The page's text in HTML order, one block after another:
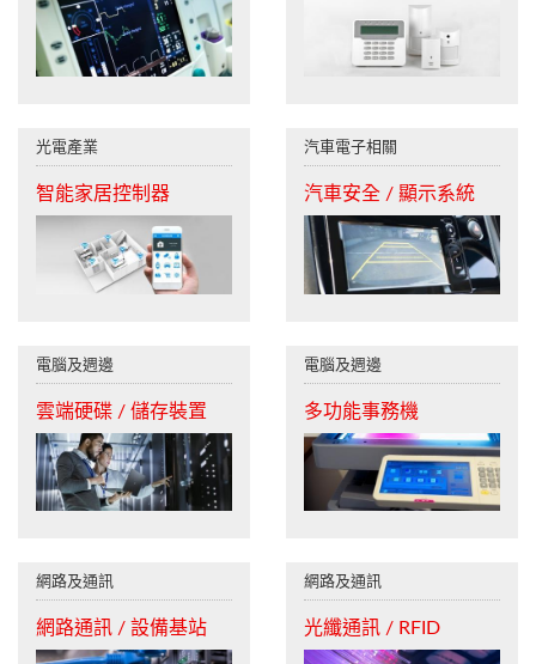
光電產業
智能家居控制器
汽車電子相關
汽車安全 / 顯示系統
電腦及週邊
雲端硬碟 / 儲存裝置
電腦及週邊
多功能事務機
網路及通訊
網路通訊 / 設備基站
網路及通訊
光纖通訊 / RFID